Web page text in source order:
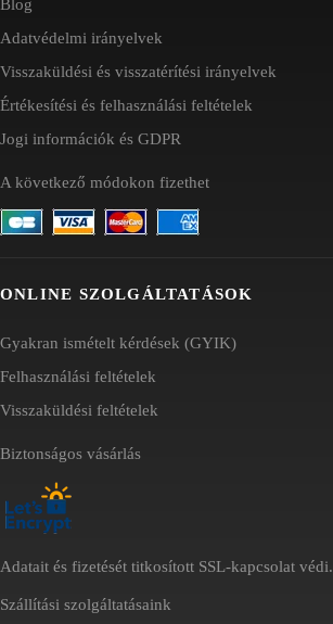
Blog
Adatvédelmi irányelvek
Visszaküldési és visszatérítési irányelvek
Értékesítési és felhasználási feltételek
Jogi információk és GDPR
A következő módokon fizethet
ONLINE SZOLGÁLTATÁSOK
Gyakran ismételt kérdések (GYIK)
Felhasználási feltételek
Visszaküldési feltételek
Biztonságos vásárlás
Adatait és fizetését titkosított SSL-kapcsolat védi.
Szállítási szolgáltatásaink